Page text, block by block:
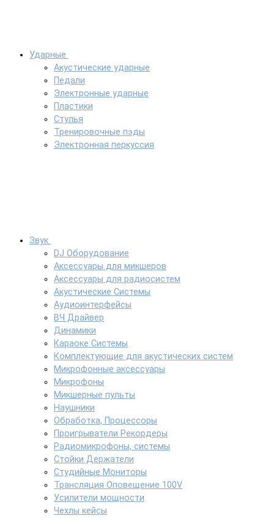
Ударные
Акустические ударные
Педали
Электронные ударные
Пластики
Стулья
Тренировочные пэды
Электронная перкуссия
Звук
DJ Оборудование
Аксессуары для микшеров
Аксессуары для радиосистем
Акустические Системы
Аудиоинтерфейсы
ВЧ Драйвер
Динамики
Караоке Системы
Комплектующие для акустических систем
Микрофонные аксессуары
Микрофоны
Микшерные пульты
Наушники
Обработка, Процессоры
Проигрыватели Рекордеры
Радиомикрофоны, системы
Стойки Держатели
Студийные Мониторы
Трансляция Оповещение 100V
Усилители мощности
Чехлы кейсы